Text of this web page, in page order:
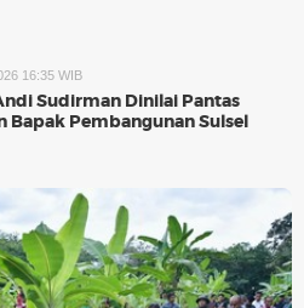
16:35 WIB
Sudirman Dinilai Pantas
Bapak Pembangunan Sulsel